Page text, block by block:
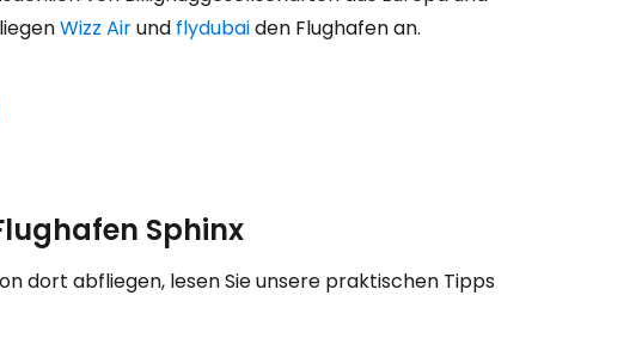
Wizz Airund flydubaiden Flughafen an.
Sphinx
dort abfliegen, lesen Sie unsere praktischen Tipps